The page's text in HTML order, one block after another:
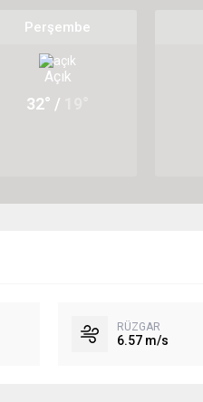
Perşembe
Açık
32° /
RÜZGAR
6.57 m/s